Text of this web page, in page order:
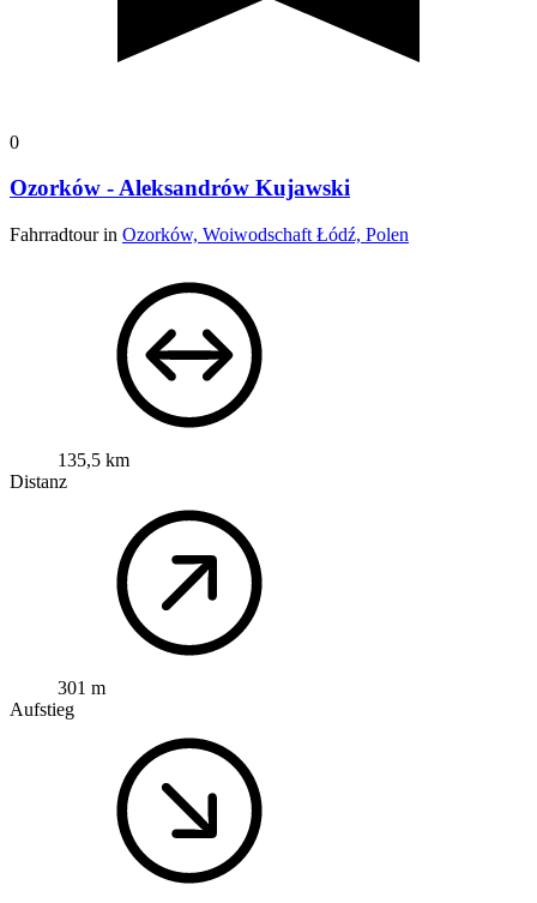
0
Ozorków - Aleksandrów Kujawski
Fahrradtour in Ozorków, Woiwodschaft Łódź, Polen
135,5 km
Distanz
301 m
Aufstieg